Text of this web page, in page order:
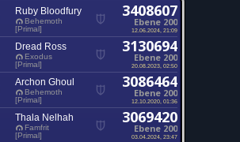
Ruby Bloodfury
Behemoth
[Primal]
3408607
Ebene 200
12.06.2024, 21:09
Dread Ross
Exodus
[Primal]
3130694
Ebene 200
20.08.2023, 02:50
Archon Ghoul
Behemoth
[Primal]
3086464
Ebene 200
12.10.2020, 01:36
Thala Nelhah
Famfrit
[Primal]
3069420
Ebene 200
03.04.2024, 23:47